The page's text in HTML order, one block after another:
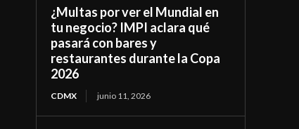
¿Multas por ver el Mundial en
tu negocio? IMPI aclara qué
pasará con bares y
restaurantes durante la Copa
2026
CDMX junio 11, 2026